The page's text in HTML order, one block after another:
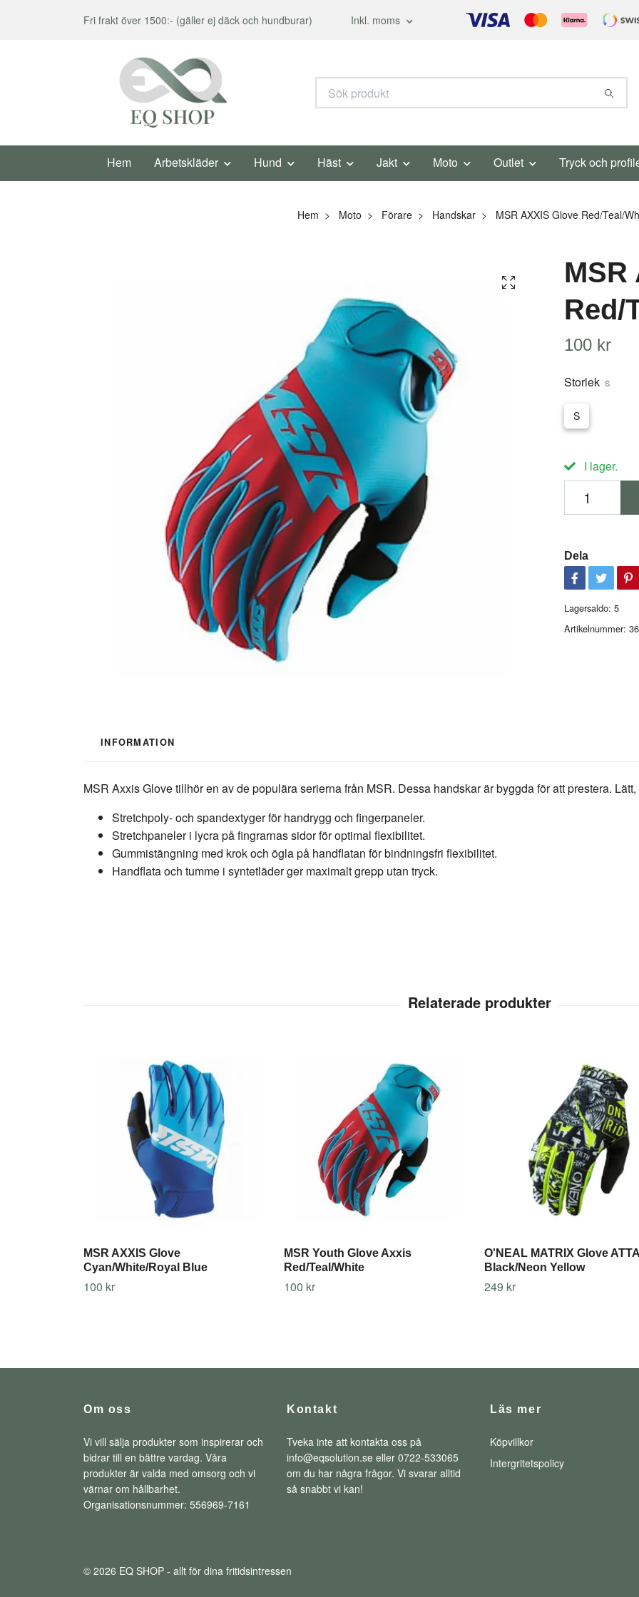
Fri frakt över 1500:- (gäller ej däck och hundburar) Inkl. moms
Hem Arbetskläder Hund Häst Jakt Moto Outlet Tryck och
Hem Moto Förare Handskar MSR AXXIS Glove Red/Teal/
MSR
Red/
100 kr
Storlek S
S
I lager.
Dela
Lagersaldo: 5
Artikelnummer:
INFORMATION
MSR Axxis Glove tillhör en av de populära serierna från MSR. Dessa handskar är byggda för att prestera.
Stretchpoly- och spandextyger för handrygg och fingerpaneler.
Stretchpaneler i lycra på fingrarnas sidor för optimal flexibilitet.
Gummistängning med krok och ögla på handflatan för bindningsfri flexibilitet.
Handflata och tumme i syntetläder ger maximalt grepp utan tryck.
MSR AXXIS Glove
Cyan/White/Royal Blue
100 kr
MSR Youth Glove Axxis
Red/Teal/White
100 kr
O'NEAL MATRIX Glove
Black/Neon Yellow
249 kr
Om oss
Vi vill sälja produkter som inspirerar och
bidrar till en bättre vardag. Våra
produkter är valda med omsorg och vi
värnar om hållbarhet.
Organisationsnummer: 556969-7161
Kontakt
Tveka inte att kontakta oss på
info@eqsolution.se eller 0722-533065
om du har några frågor. Vi svarar alltid
så snabbt vi kan!
Läs mer
Köpvillkor
Intergritetspolicy
© 2026 EQ SHOP - allt för dina fritidsintressen